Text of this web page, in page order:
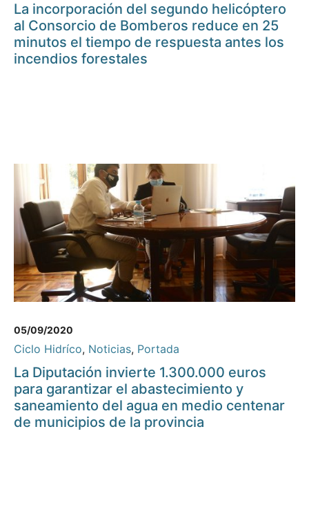
La incorporación del segundo helicóptero
al Consorcio de Bomberos reduce en 25
minutos el tiempo de respuesta antes los
incendios forestales
05/09/2020
Ciclo Hidríco, Noticias, Portada
La Diputación invierte 1.300.000 euros
para garantizar el abastecimiento y
saneamiento del agua en medio centenar
de municipios de la provincia